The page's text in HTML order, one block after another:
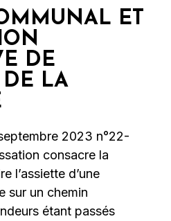
ET
DE
DE LA
2023 n°22-
consacre la
l’assiette d’une
sur un chemin
étant passés